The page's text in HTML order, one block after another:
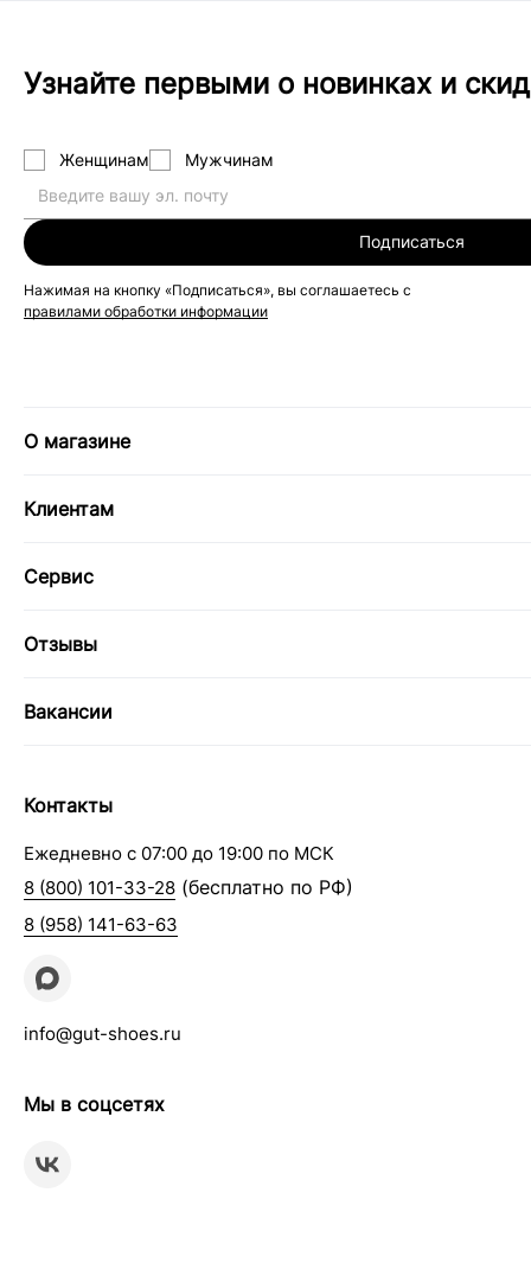
Узнайте первыми о новинках и
Женщинам Мужчинам
Подписаться
Нажимая на кнопку «Подписаться», вы соглашаетесь с
правилами обработки информации
О магазине
Клиентам
Сервис
Отзывы
Вакансии
Контакты
Ежедневно с 07:00 до 19:00 по МСК
8 (800) 101-33-28 (бесплатно по РФ)
8 (958) 141-63-63
info@gut-shoes.ru
Мы в соцсетях